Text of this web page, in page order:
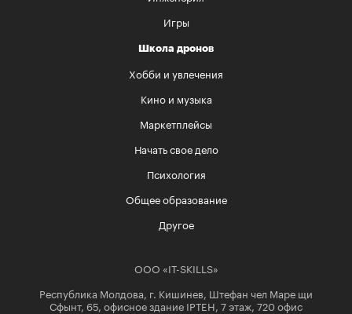
Игры
Школа дронов
Хобби и увлечения
Кино и музыка
Маркетплейсы
Начать свое дело
Психология
Общее образование
Другое
ООО «IT-SKILLS»
Республика Молдова, г. Кишинев, Штефан чел Маре щи
Сфынт, 65, офисное здание IPTEH, 7 этаж, 720 офис